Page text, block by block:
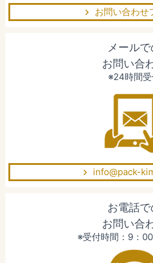
お問い合わせ
メール
お問い合
※24時間
info@pack-
お電話で
お問い合
※受付時間：9：